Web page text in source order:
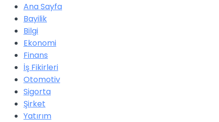
Ana Sayfa
Bayilik
Bilgi
Ekonomi
Finans
İş Fikirleri
Otomotiv
Sigorta
Şirket
Yatırım